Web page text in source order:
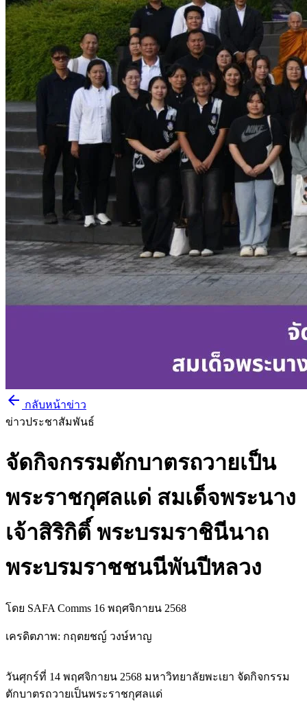
arrow_back กลับหน้าข่าว
ข่าวประชาสัมพันธ์
จัดกิจกรรมตักบาตรถวายเป็น
พระราชกุศลแด่ สมเด็จพระนาง
เจ้าสิริกิติ์ พระบรมราชินีนาถ
พระบรมราชชนนีพันปีหลวง
โดย SAFA Comms 16 พฤศจิกายน 2568
เครดิตภาพ: กฤตยชญ์ วงษ์หาญ
วันศุกร์ที่ 14 พฤศจิกายน 2568 มหาวิทยาลัยพะเยา จัดกิจกรรม
ตักบาตรถวายเป็นพระราชกุศลแด่